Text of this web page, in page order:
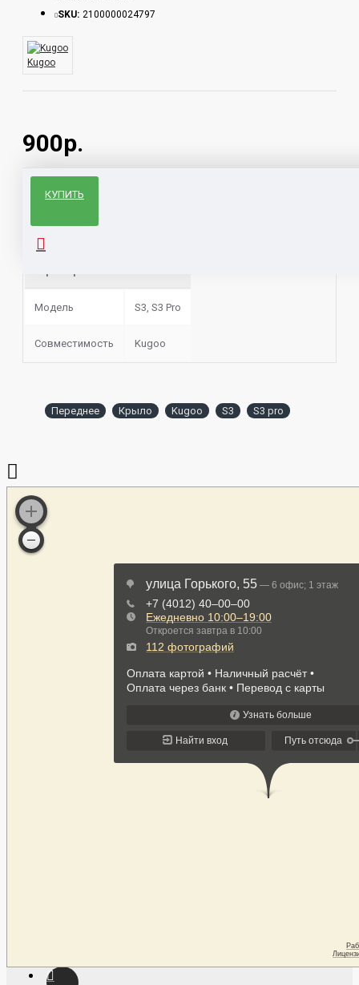
900р.
SKU: 2100000024797
Kugoo
КУПИТЬ
Модель S3, S3 Pro
Совместимость Kugoo
Переднее Крыло Kugoo S3 S3 pro